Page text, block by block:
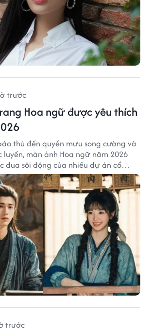
trước
Hoa ngữ được yêu thích
thù đến quyền mưu song cường và
màn ảnh Hoa ngữ năm 2026
đua sôi động của nhiều dự án cổ
luận cao.
trước